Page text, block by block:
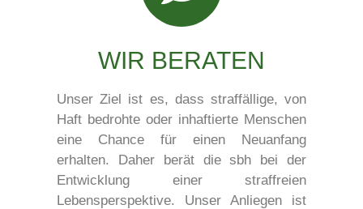
WIR BERATEN
Unser Ziel ist es, dass straffällige, von
Haft bedrohte oder inhaftierte Menschen
eine Chance für einen Neuanfang
erhalten. Daher berät die sbh bei der
Entwicklung einer straffreien
Lebensperspektive. Unser Anliegen ist